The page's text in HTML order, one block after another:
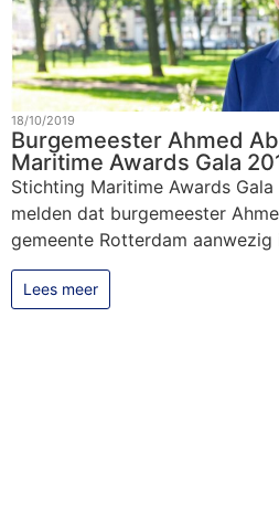
18/10/2019
Burgemeester Ahmed
Maritime Awards Gala
Stichting Maritime Awards
melden dat burgemeester
gemeente Rotterdam
Lees meer